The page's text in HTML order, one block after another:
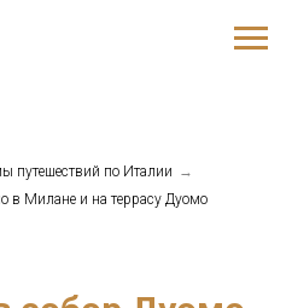
путешествий по Италии →
в Милане и на террасу Дуомо